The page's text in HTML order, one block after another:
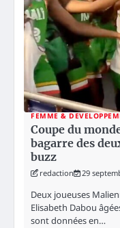
FEMME &
Coupe du
bagarre des
buzz
redaction 29
Deux joueuses
Elisabeth Dabou
sont données en…